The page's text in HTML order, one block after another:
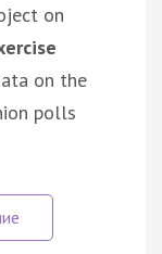
on
on the
polls